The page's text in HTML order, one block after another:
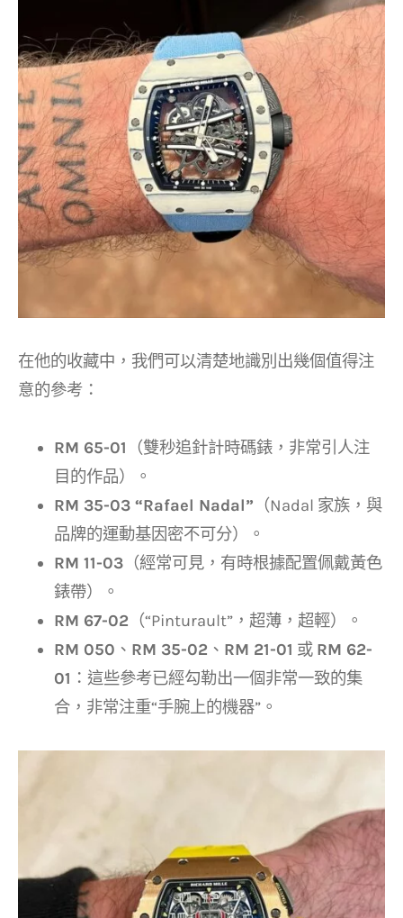
在他的收藏中，我們可以清楚地識別出幾個值得注
意的參考：
RM 65-01 （雙秒追針計時碼錶，非常引人注
目的作品）。
RM 35-03 “Rafael Nadal” （Nadal 家族，與
品牌的運動基因密不可分）。
RM 11-03 （經常可見，有時根據配置佩戴黃色
錶帶）。
RM 67-02 （“Pinturault”，超薄，超輕）。
RM 050 、 RM 35-02 、 RM 21-01 或 RM 62-
01 ：這些參考已經勾勒出一個非常一致的集
合，非常注重“手腕上的機器”。